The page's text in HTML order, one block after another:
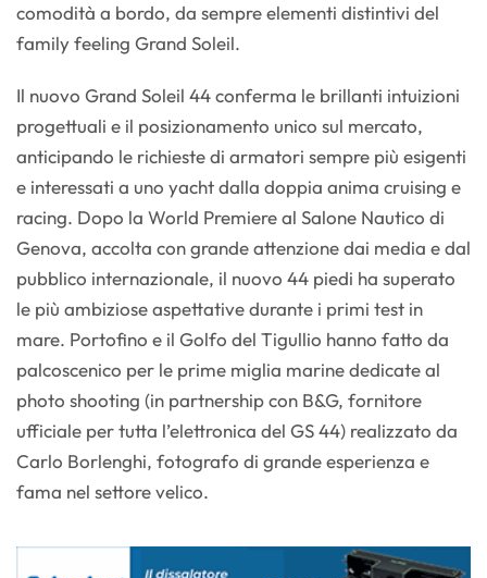
comodità a bordo, da sempre elementi distintivi del
family feeling Grand Soleil.
Il nuovo Grand Soleil 44 conferma le brillanti intuizioni
progettuali e il posizionamento unico sul mercato,
anticipando le richieste di armatori sempre più esigenti
e interessati a uno yacht dalla doppia anima cruising e
racing. Dopo la World Premiere al Salone Nautico di
Genova, accolta con grande attenzione dai media e dal
pubblico internazionale, il nuovo 44 piedi ha superato
le più ambiziose aspettative durante i primi test in
mare. Portofino e il Golfo del Tigullio hanno fatto da
palcoscenico per le prime miglia marine dedicate al
photo shooting (in partnership con B&G, fornitore
ufficiale per tutta l’elettronica del GS 44) realizzato da
Carlo Borlenghi, fotografo di grande esperienza e
fama nel settore velico.